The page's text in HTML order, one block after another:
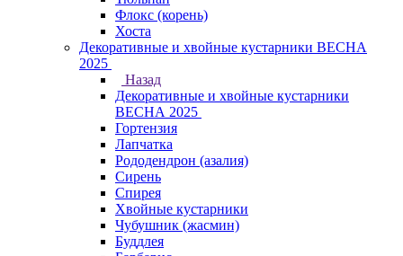
Флокс (корень)
Хоста
Декоративные и хвойные кустарники ВЕСНА
2025
Назад
Декоративные и хвойные кустарники
ВЕСНА 2025
Гортензия
Лапчатка
Рододендрон (азалия)
Сирень
Спирея
Хвойные кустарники
Чубушник (жасмин)
Буддлея